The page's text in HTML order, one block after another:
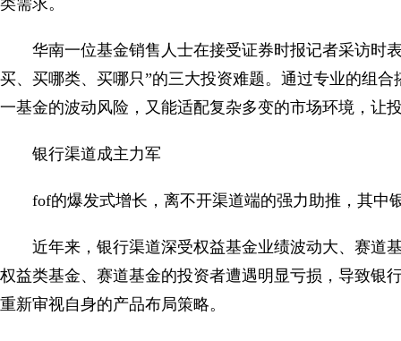
类需求。
华南一位基金销售人士在接受证券时报记者采访时
买、买哪类、买哪只”的三大投资难题。通过专业的组
一基金的波动风险，又能适配复杂多变的市场环境，让
银行渠道成主力军
fof的爆发式增长，离不开渠道端的强力助推，其中
近年来，银行渠道深受权益基金业绩波动大、赛道
权益类基金、赛道基金的投资者遭遇明显亏损，导致银
重新审视自身的产品布局策略。